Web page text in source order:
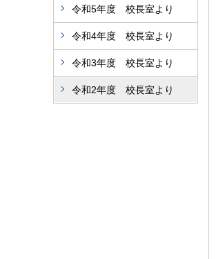
令和5年度 校長室より
令和4年度 校長室より
令和3年度 校長室より
令和2年度 校長室より